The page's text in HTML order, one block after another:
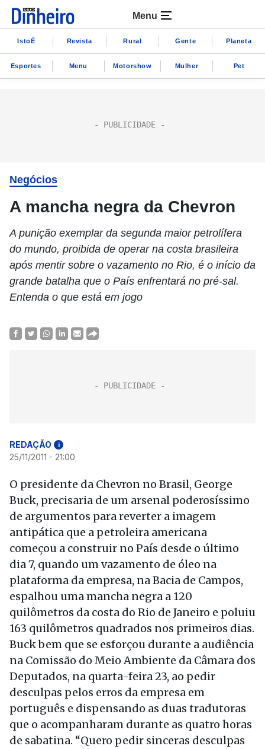
Menu
IstoÉ Revista Rural Gente Planeta
Esportes Menu Motorshow Mulher Pet
Negócios
A mancha negra da Chevron
A punição exemplar da segunda maior petrolífera
do mundo, proibida de operar na costa brasileira
após mentir sobre o vazamento no Rio, é o início da
grande batalha que o País enfrentará no pré-sal.
Entenda o que está em jogo
REDAÇÃO i
25/11/2011 - 21:00
O presidente da Chevron no Brasil, George
Buck, precisaria de um arsenal poderosíssimo
de argumentos para reverter a imagem
antipática que a petroleira americana
começou a construir no País desde o último
dia 7, quando um vazamento de óleo na
plataforma da empresa, na Bacia de Campos,
espalhou uma mancha negra a 120
quilômetros da costa do Rio de Janeiro e poluiu
163 quilômetros quadrados nos primeiros dias.
Buck bem que se esforçou durante a audiência
na Comissão do Meio Ambiente da Câmara dos
Deputados, na quarta-feira 23, ao pedir
desculpas pelos erros da empresa em
português e dispensando as duas tradutoras
que o acompanharam durante as quatro horas
de sabatina. “Quero pedir sinceras desculpas